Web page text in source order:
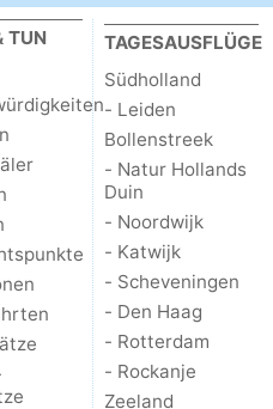
TUN
TAGESAUSFLÜGE
Südholland
- Leiden
Bollenstreek
- Natur Hollands
Duin
- Noordwijk
- Katwijk
- Scheveningen
- Den Haag
- Rotterdam
- Rockanje
Zeeland